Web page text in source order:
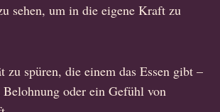
sehen, um in die eigene Kraft zu
zu spüren, die einem das Essen gibt –
oder ein Gefühl von